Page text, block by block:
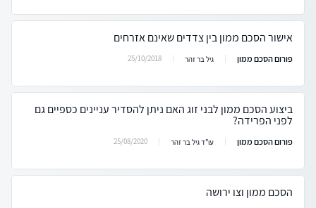
אישור הסכם ממון בין צדדים שאינם אזרחים
פורום הסכם ממון גיל בר זהר 25/10/2018
ביצוע הסכם ממון לבני זוג האם ניתן להסדיר עניינים כספיים גם
לפני הפרידה?
פורום הסכם ממון עו"ד גיל בר זהר 25/08/2020
הסכם ממון וצו ירושה